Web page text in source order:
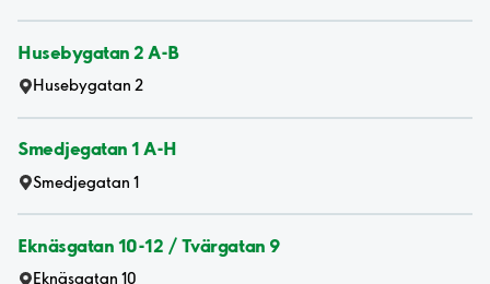
Husebygatan 2 A-B
Husebygatan 2
Smedjegatan 1 A-H
Smedjegatan 1
Eknäsgatan 10-12 / Tvärgatan 9
Eknäsgatan 10